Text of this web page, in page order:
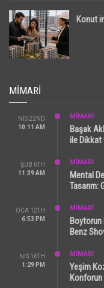
Konut
MIMARI
NIS 22ND
10:11 AM
MİMARİ
Başak
ile Dikkat
ŞUB 6TH
11:39 AM
MİMARİ
Mental
Tasarım:
OCA 12TH
6:53 PM
MİMARİ
Boytorun
Benz
NIS 16TH
1:29 PM
MİMARİ
Yeşim
Konforun